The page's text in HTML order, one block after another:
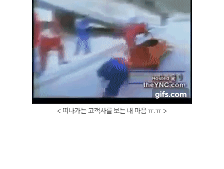
< 떠나가는 고객사를 보는 내 마음 ㅠ.ㅠ >